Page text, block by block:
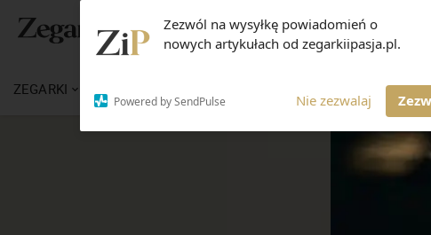
Zezwól na wysyłkę powiadomień o
nowych artykułach od zegarkiipasja.pl.
Powered by SendPulse Nie zezwalaj
ZEGARKI